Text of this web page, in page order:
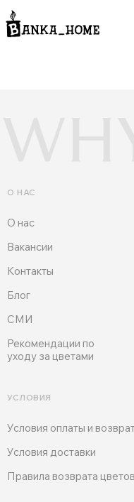
Вакансии
О нас
О НАС
УСЛОВИЯ
Блог
СМИ
Рекомендации по
уходу за цветами
Условия оплаты и
Условия доставки
Контакты
Правила возврата цветов